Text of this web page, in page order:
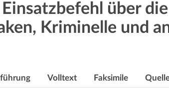
Einsatzbefehl über
Kriminelle und
Volltext Faksimile